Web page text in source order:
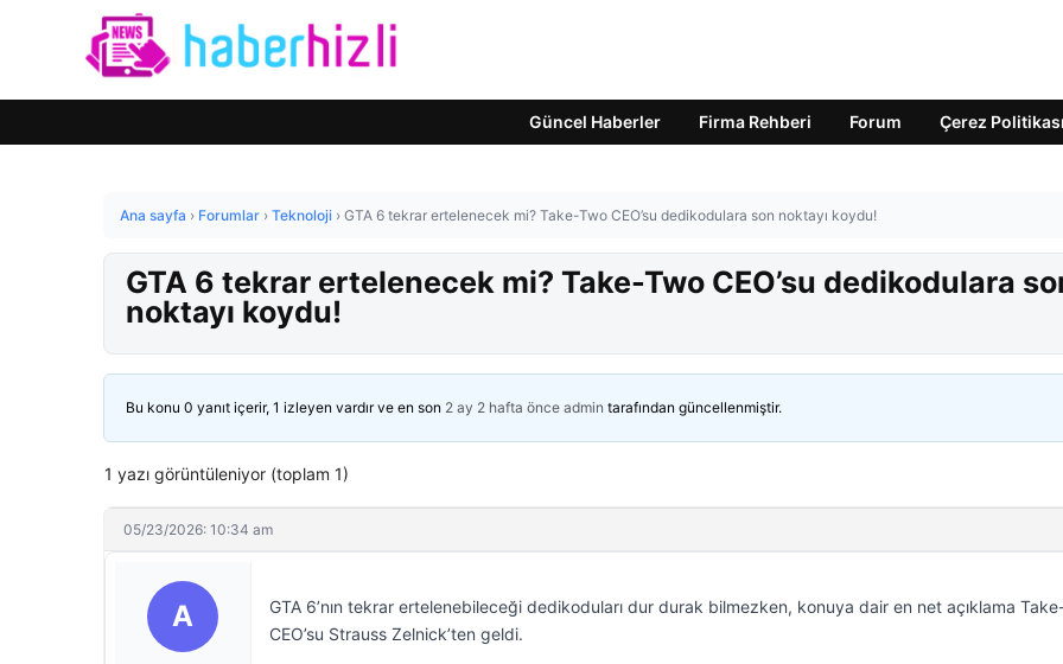
Güncel Haberler Firma Rehberi Forum Çerez Politikası
Ana sayfa › Forumlar › Teknoloji › GTA 6 tekrar ertelenecek mi? Take-Two CEO’su dedikodulara son noktayı koydu!
GTA 6 tekrar ertelenecek mi? Take-Two CEO’su dedikodulara
noktayı koydu!
Bu konu 0 yanıt içerir, 1 izleyen vardır ve en son 2 ay 2 hafta önce admin tarafından güncellenmiştir.
1 yazı görüntüleniyor (toplam 1)
05/23/2026: 10:34 am
A
GTA 6’nın tekrar ertelenebileceği dedikoduları dur durak bilmezken, konuya dair en net açıklama
CEO’su Strauss Zelnick’ten geldi.